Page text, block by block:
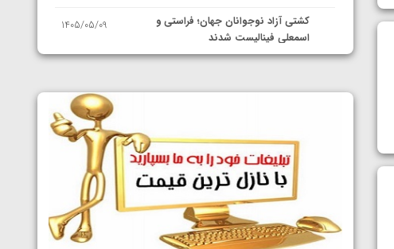
کشتی آزاد نوجوانان جهان؛ فراستی و
اسمعلی فینالیست شدند
1405/05/09
نمایندگان ایران مشخص شدند
سوم برای ایران
1405/05/07
ایران چشم به راه چهار مدال در پنج وزن
دوم کشتی فرنگی نوجوانان جهان
1405/05/06